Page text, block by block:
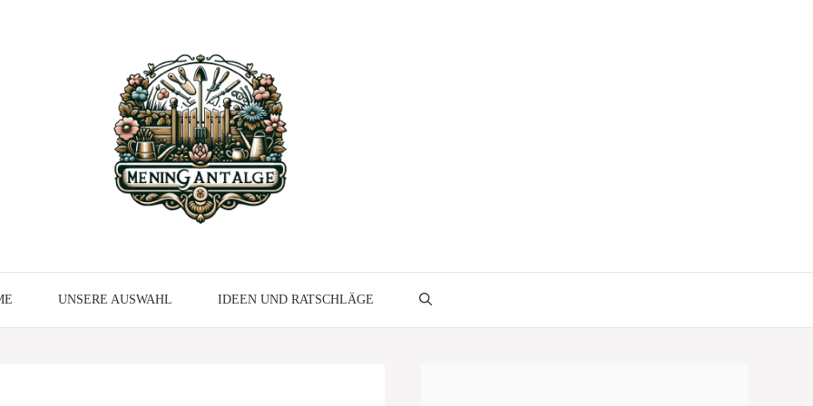
UNSERE AUSWAHL IDEEN UND RATSCHLÄGE